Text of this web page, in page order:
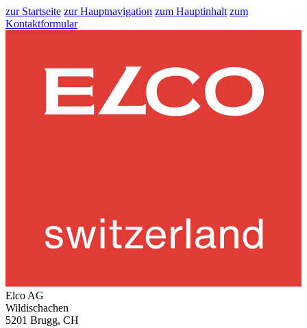
zur Startseite zur Hauptnavigation zum Hauptinhalt zum
Kontaktformular
Elco AG
Wildischachen
5201 Brugg, CH